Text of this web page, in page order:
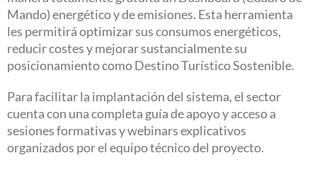
Mando) energético y de emisiones. Esta herramienta
les permitirá optimizar sus consumos energéticos,
reducir costes y mejorar sustancialmente su
posicionamiento como Destino Turístico Sostenible.
Para facilitar la implantación del sistema, el sector
cuenta con una completa guía de apoyo y acceso a
sesiones formativas y webinars explicativos
organizados por el equipo técnico del proyecto.